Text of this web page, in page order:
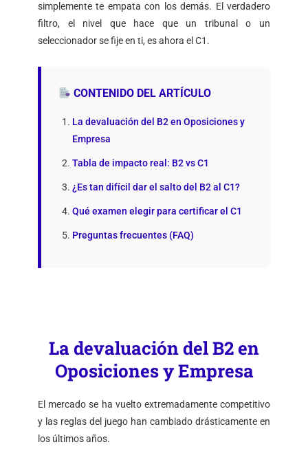
simplemente te empata con los demás. El verdadero
filtro, el nivel que hace que un tribunal o un
seleccionador se fije en ti, es ahora el C1.
CONTENIDO DEL ARTÍCULO
La devaluación del B2 en Oposiciones y
Empresa
Tabla de impacto real: B2 vs C1
¿Es tan difícil dar el salto del B2 al C1?
Qué examen elegir para certificar el C1
Preguntas frecuentes (FAQ)
La devaluación del B2 en
Oposiciones y Empresa
El mercado se ha vuelto extremadamente competitivo
y las reglas del juego han cambiado drásticamente en
los últimos años.